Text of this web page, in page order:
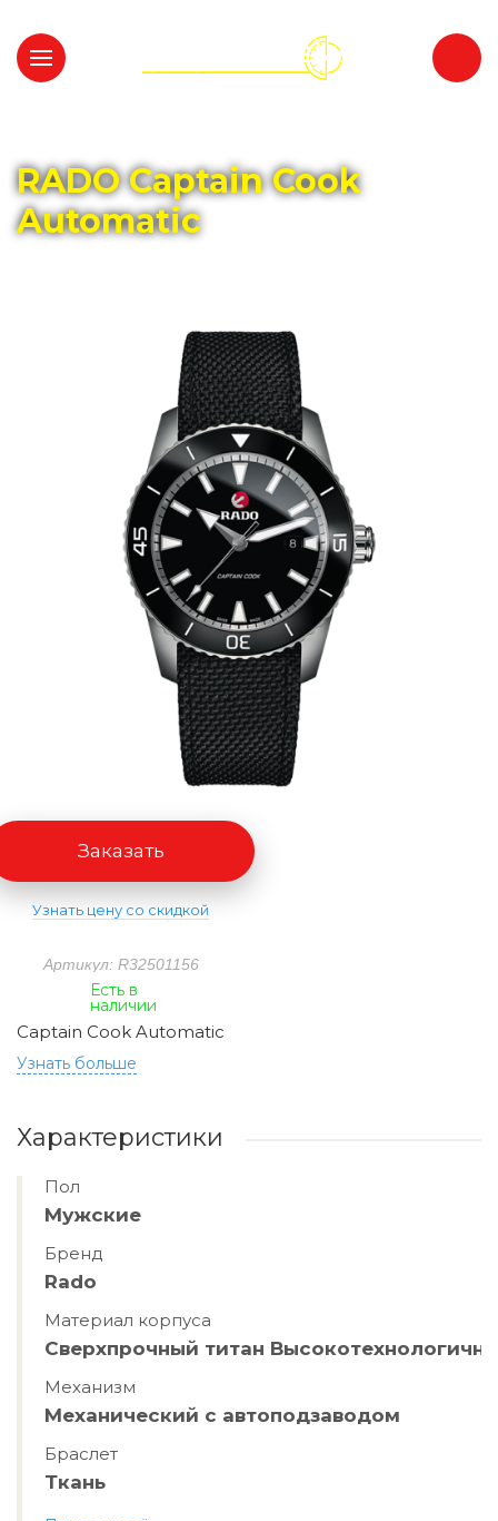
RADO Captain Cook
Automatic
Артикул: R32501156
Есть в
наличии
Captain Cook Automatic
Узнать больше
Заказать
Узнать цену со скидкой
Характеристики
Пол
Мужские
Бренд
Rado
Материал корпуса
Сверхпрочный титан
Механизм
Механический с автоподзаводом
Браслет
Ткань